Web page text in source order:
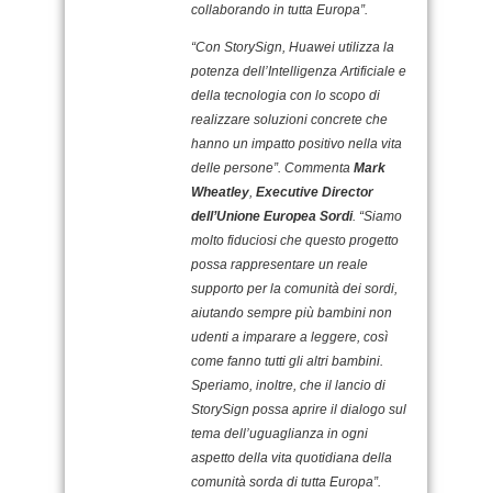
collaborando in tutta Europa”.
“Con StorySign, Huawei utilizza la
potenza dell’Intelligenza Artificiale e
della tecnologia con lo scopo di
realizzare soluzioni concrete che
hanno un impatto positivo nella vita
delle persone”. Commenta Mark
Wheatley, Executive Director
dell’Unione Europea Sordi. “Siamo
molto fiduciosi che questo progetto
possa rappresentare un reale
supporto per la comunità dei sordi,
aiutando sempre più bambini non
udenti a imparare a leggere, così
come fanno tutti gli altri bambini.
Speriamo, inoltre, che il lancio di
StorySign possa aprire il dialogo sul
tema dell’uguaglianza in ogni
aspetto della vita quotidiana della
comunità sorda di tutta Europa”.